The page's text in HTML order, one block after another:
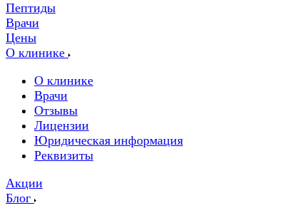
Пептиды
Врачи
Цены
О клинике
О клинике
Врачи
Отзывы
Лицензии
Юридическая информация
Реквизиты
Акции
Блог